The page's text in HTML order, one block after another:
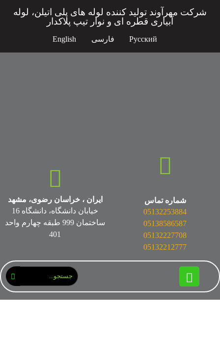
شرکت مهرآوند تولید کننده لوله های پلی اتیلن، لوله
آبیاری قطره ای و نوار تیپ پلاکدار
Русский فارسی English
شماره تماس
05132253884
05138586587
05132227708
05132212777
ایران ، خراسان رضوی، مشهد
خیابان دانشگاه، دانشگاه 16
ساختمان 999 طبقه چهارم واحد
401